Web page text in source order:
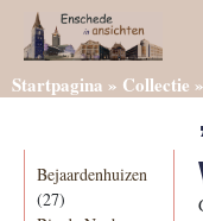
Startpagina » Collectie »
Bejaardenhuizen
(27)